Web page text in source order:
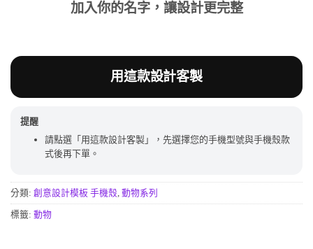
加入你的名字，讓設計更完整
用這款設計客製
提醒
請點選「用這款設計客製」，先選擇您的手機型號與手機殼款
式後再下單。
分類: 創意設計模板 手機殼 動物系列
標籤: 動物